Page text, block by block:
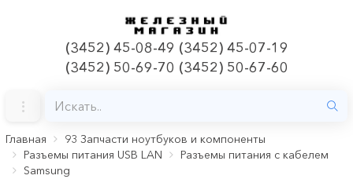
(3452) 45-08-49 (3452) 45-07-19
(3452) 50-69-70 (3452) 50-67-60
Главная
93 Запчасти ноутбуков и компоненты
Разъемы питания USB LAN
Разъемы питания с кабелем
Samsung